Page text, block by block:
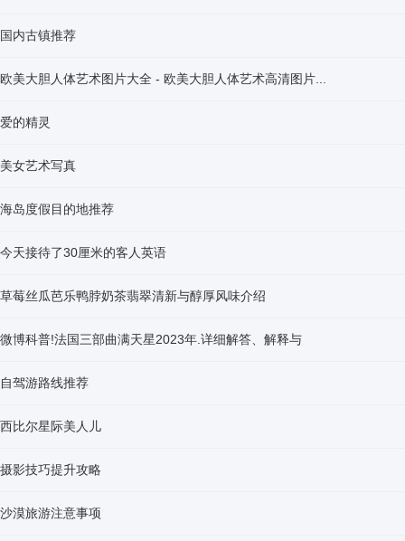
国内古镇推荐
欧美大胆人体艺术图片大全 - 欧美大胆人体艺术高清图片...
爱的精灵
美女艺术写真
海岛度假目的地推荐
今天接待了30厘米的客人英语
草莓丝瓜芭乐鸭脖奶茶翡翠清新与醇厚风味介绍
微博科普!法国三部曲满天星2023年.详细解答、解释与
自驾游路线推荐
西比尔星际美人儿
摄影技巧提升攻略
沙漠旅游注意事项